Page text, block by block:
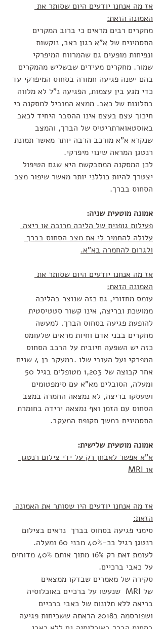
אז מה אנחנו יודעים היום שסותר את
האמונה הזאת:
מחקרים רבים מראים כי ברוב המקרים
התסמינים של א"א כגון כאב, נוקשות
ונפיחות מופעים גם שהמרווח המיפרקי
שמור. מחקרים מעידים שבשליש מהמקרים
בהם ישנה פגיעה חמורה בסחוס המיפרקי עד
כדי מגע בין עצמות, הפגיעה נ"ל לא מלווה
בתלונות של כאב. ממצא המוביל למסקנה כי
חיכוך עצם בעצם אינו ההסבר היחיד לכאב
באוסטאוארתריטיס של הברך, והמצב
שנקרא א"א מורכב הרבה יותר מאשר תמונת
רנטגן המראה שינוי מיפרקי.
לכן המסקנה המתבקשת היא שגם הטיפול
יצטרך להיות כוללני יותר מאשר שיפור מצב
הסחוס בברך.
אמונה מוטעית שניה:
פעילות גופנית של הליכה מרובה או ריצה
עלולה להחמיר לי את מצב הסחוס בברך
ולגרום להחמרה בא"א.
אז מה אנחנו יודעים היום שסותר את
האמונה הזאת:
עומס מחזורי, גם כזה שנוצר בהליכה
ממושכת ובריצה, אינו קשור סטטיסטית
להופעת פגיעה בסחוס הברך. למעשה
מחקרים בבני אדם וחיות מראים שלעומס
כזה יש השפעה חיובית על הרכב הסחוס
המפרקי ועל העובי שלו .במעקב בן 4 שנים
ומעלה, הסובלים מא"א עם סימפטומים
ושעסקו בריצה, לא נמצאה החמרה במצב
הסחוס עם הזמן ואף נמצאה ירידה בחומרת
התסמינים במשך תקופת המעקב.
אמונה מוטעית שלישית:
א"א אפשר לאבחן רק על ידי צילום רנטגן
או MRI
אז מה אנחנו יודעים היו שסותר את האמונה
הזאת:
סימני פגיעה בסחוס בברך  נראים בצילום
רנטגן רגיל בכ-40% מבני 60 ומעלה.
לעומת זאת רק 16% מתוך אותם 40% מדוחים
על כאבי ברכיים.
סקירה של מאמרים שבדקו ממצאים
של MRI  שנעשו על ברכיים באוכלוסיה
בריאה ללא תלונות של כאבי ברכיים
ושפורסמה ב2018 הראתה ששכיחות פגיעה